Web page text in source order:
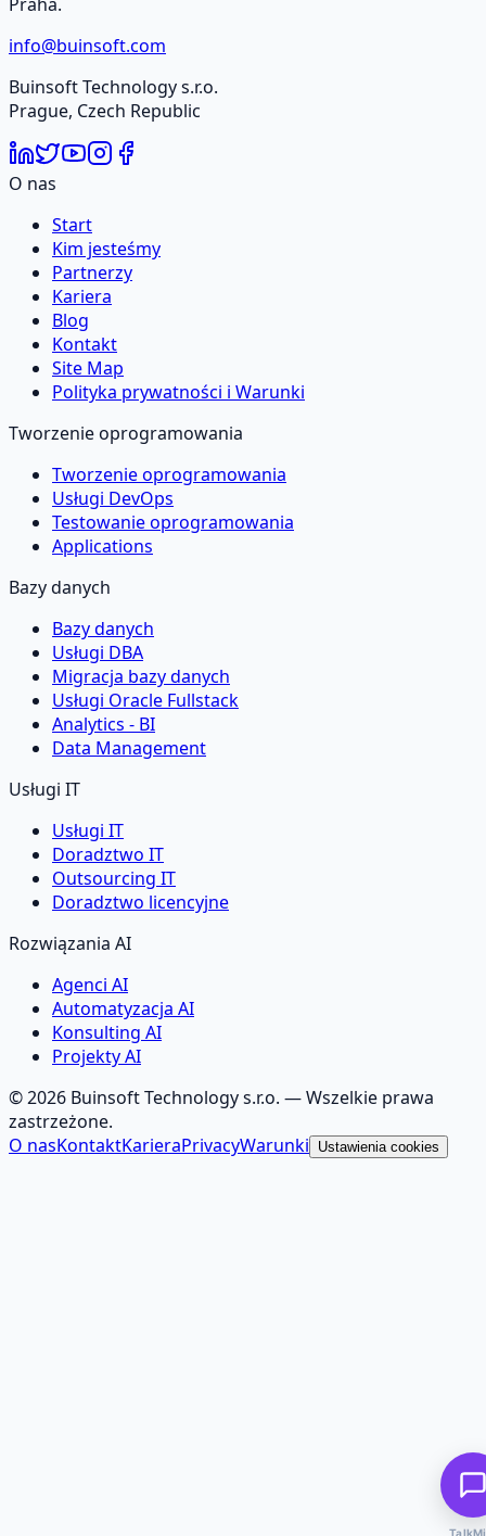
info@buinsoft.com
Buinsoft Technology s.r.o.
Prague, Czech Republic
O nas
Start
Kim jesteśmy
Partnerzy
Kariera
Blog
Kontakt
Site Map
Polityka prywatności i Warunki
Tworzenie oprogramowania
Tworzenie oprogramowania
Usługi DevOps
Testowanie oprogramowania
Applications
Bazy danych
Bazy danych
Usługi DBA
Migracja bazy danych
Usługi Oracle Fullstack
Analytics - BI
Data Management
Usługi IT
Usługi IT
Doradztwo IT
Outsourcing IT
Doradztwo licencyjne
Rozwiązania AI
Agenci AI
Automatyzacja AI
Konsulting AI
Projekty AI
©2026 Buinsoft Technology s.r.o. — Wszelkie prawa
zastrzeżone.
O nasKontaktKarieraPrivacyWarunki Ustawienia cookies